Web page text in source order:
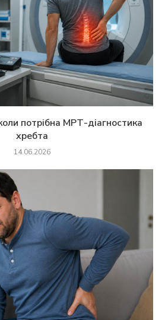
потрібна МРТ-діагностика
хребта
14.06.2026